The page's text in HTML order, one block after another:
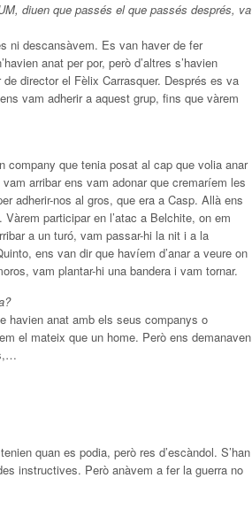
diuen que passés el que passés després, va
ni descansàvem. Es van haver de fer
anat per por, però d’altres s’havien
director el Fèlix Carrasquer. Després es va
vam adherir a aquest grup, fins que vàrem
que tenia posat al cap que volia anar
arribar ens vam adonar que cremaríem les
adherir-nos al gros, que era a Casp. Allà ens
participar en l’atac a Belchite, on em
a un turó, vam passar-hi la nit i a la
ens van dir que havíem d’anar a veure on
vam plantar-hi una bandera i vam tornar.
havien anat amb els seus companys o
el mateix que un home. Però ens demanaven
quan es podia, però res d’escàndol. S’han
instructives. Però anàvem a fer la guerra no